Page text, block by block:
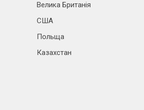
Велика Британія
США
Польща
Казахстан